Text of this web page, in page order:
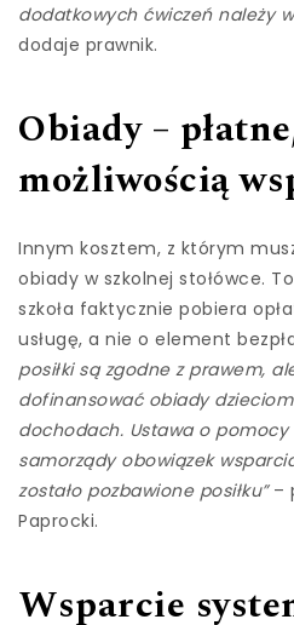
dodatkowych ćwiczeń należy
dodaje prawnik.
Obiady –
możliwością
Innym kosztem, z którym
obiady w szkolnej stołówce.
szkoła faktycznie pobiera
usługę, a nie o element
posiłki są zgodne z prawem,
dofinansować obiady
dochodach. Ustawa o pomocy
samorządy obowiązek
zostało pozbawione posiłku” –
Paprocki.
Wsparcie